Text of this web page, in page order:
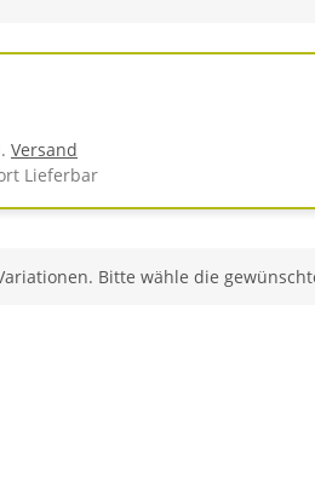
Versand
Lieferbar
Bitte wähle die